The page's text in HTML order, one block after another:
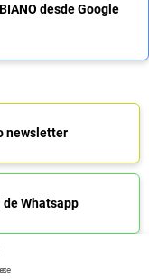
desde Google
newsletter
Whatsapp